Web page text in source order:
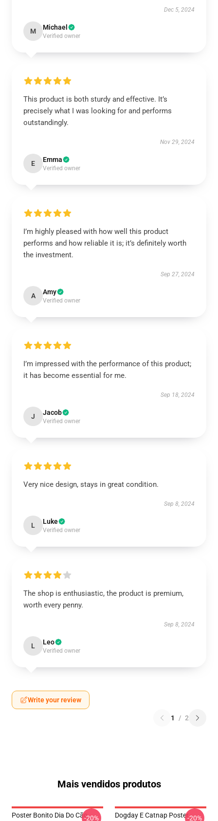
Dec 5, 2024
M Michael
Verified owner
This product is both sturdy and effective. It’s
precisely what I was looking for and performs
outstandingly.
Nov 29, 2024
E Emma
Verified owner
I’m highly pleased with how well this product
performs and how reliable it is; it’s definitely worth
the investment.
Sep 27, 2024
A Amy
Verified owner
I’m impressed with the performance of this product;
it has become essential for me.
Sep 18, 2024
J Jacob
Verified owner
Very nice design, stays in great condition.
Sep 8, 2024
L Luke
Verified owner
The shop is enthusiastic, the product is premium,
worth every penny.
Sep 8, 2024
L Leo
Verified owner
Write your review
1 / 2
Mais vendidos produtos
Poster Bonito Dia Do Cão-20% Dogday E Catnap Poster-20%